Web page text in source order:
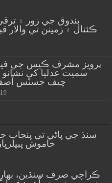
بندوق جي زور ۽
ڪئنال ۽ زمينن تي والار
پرويز مشرف ڪيس جي
سميت عدليا کي نشانو
چيف جسٽس
سنڌ جي پاڻي تي پنجاب
خاموش
ڪراچي صرف سنڌين،